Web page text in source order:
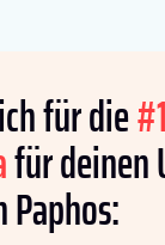
für die#1
für deinen